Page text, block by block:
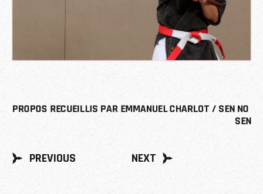
PROPOS RECUEILLIS PAR EMMANUEL CHARLOT / SEN NO
SEN
PREVIOUS NEXT